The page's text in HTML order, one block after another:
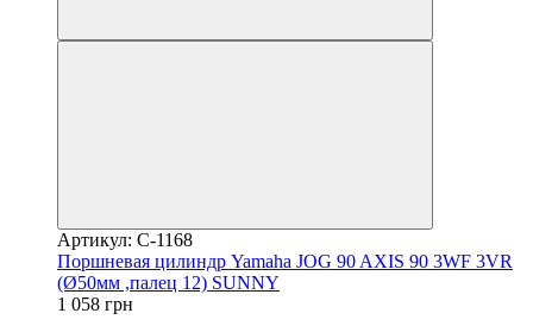
Артикул: C-1168
Поршневая цилиндр Yamaha JOG 90 AXIS 90 3WF 3VR
(Ø50мм ,палец 12) SUNNY
1 058 грн